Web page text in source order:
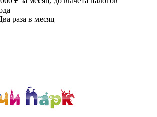
раза в месяц